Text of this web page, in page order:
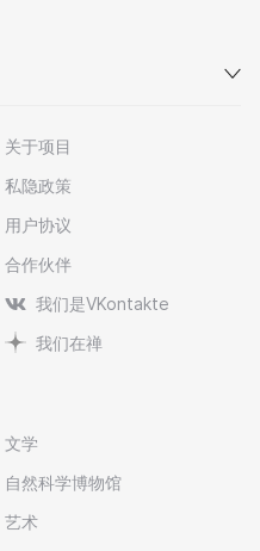
关于项目
私隐政策
用户协议
合作伙伴
我们是VKontakte
我们在禅
文学
自然科学博物馆
艺术